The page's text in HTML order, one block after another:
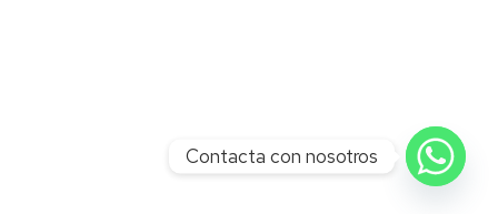
Contacta con nosotros